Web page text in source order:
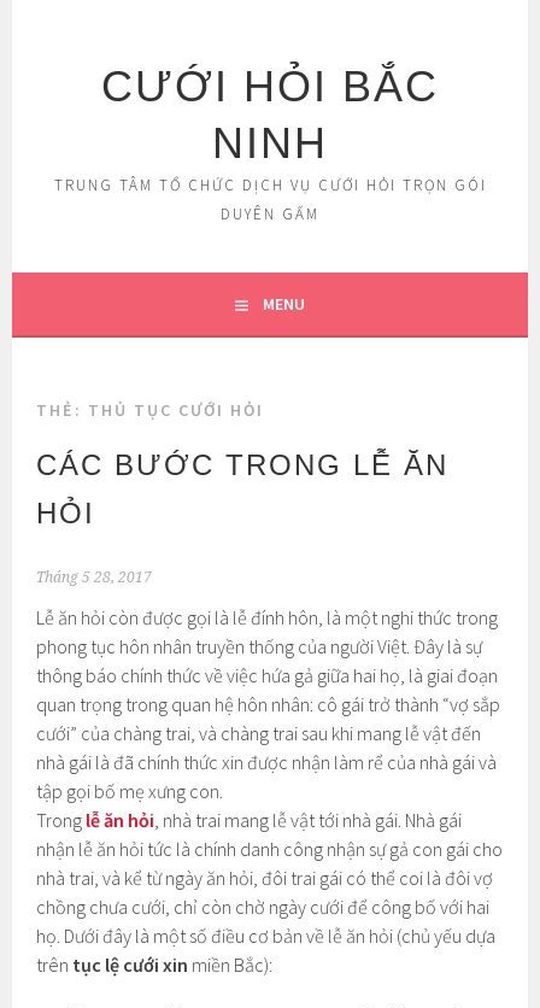
CƯỚI HỎI BẮC
NINH
TRUNG TÂM TỔ CHỨC DỊCH VỤ CƯỚI HỎI TRỌN GÓI
DUYÊN GẤM
MENU
THẺ: THỦ TỤC CƯỚI HỎI
CÁC BƯỚC TRONG LỄ ĂN
HỎI
Tháng 5 28, 2017
Lễ ăn hỏi còn được gọi là lễ đính hôn, là một nghi thức trong
phong tục hôn nhân truyền thống của người Việt. Đây là sự
thông báo chính thức về việc hứa gả giữa hai họ, là giai đoạn
quan trọng trong quan hệ hôn nhân: cô gái trở thành “vợ sắp
cưới” của chàng trai, và chàng trai sau khi mang lễ vật đến
nhà gái là đã chính thức xin được nhận làm rể của nhà gái và
tập gọi bố mẹ xưng con.
Trong lễ ăn hỏi, nhà trai mang lễ vật tới nhà gái. Nhà gái
nhận lễ ăn hỏi tức là chính danh công nhận sự gả con gái cho
nhà trai, và kể từ ngày ăn hỏi, đôi trai gái có thể coi là đôi vợ
chồng chưa cưới, chỉ còn chờ ngày cưới để công bố với hai
họ. Dưới đây là một số điều cơ bản về lễ ăn hỏi (chủ yếu dựa
trên tục lệ cưới xin miền Bắc):